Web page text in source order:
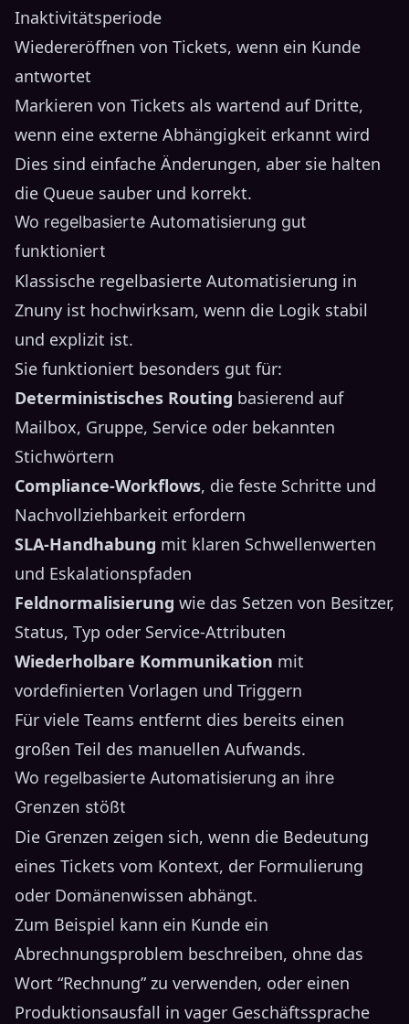
Inaktivitätsperiode
Wiedereröffnen von Tickets, wenn ein Kunde
antwortet
Markieren von Tickets als wartend auf Dritte,
wenn eine externe Abhängigkeit erkannt wird
Dies sind einfache Änderungen, aber sie halten
die Queue sauber und korrekt.
Wo regelbasierte Automatisierung gut
funktioniert
Klassische regelbasierte Automatisierung in
Znuny ist hochwirksam, wenn die Logik stabil
und explizit ist.
Sie funktioniert besonders gut für:
Deterministisches Routing basierend auf
Mailbox, Gruppe, Service oder bekannten
Stichwörtern
Compliance-Workflows, die feste Schritte und
Nachvollziehbarkeit erfordern
SLA-Handhabung mit klaren Schwellenwerten
und Eskalationspfaden
Feldnormalisierung wie das Setzen von Besitzer,
Status, Typ oder Service-Attributen
Wiederholbare Kommunikation mit
vordefinierten Vorlagen und Triggern
Für viele Teams entfernt dies bereits einen
großen Teil des manuellen Aufwands.
Wo regelbasierte Automatisierung an ihre
Grenzen stößt
Die Grenzen zeigen sich, wenn die Bedeutung
eines Tickets vom Kontext, der Formulierung
oder Domänenwissen abhängt.
Zum Beispiel kann ein Kunde ein
Abrechnungsproblem beschreiben, ohne das
Wort “Rechnung” zu verwenden, oder einen
Produktionsausfall in vager Geschäftssprache